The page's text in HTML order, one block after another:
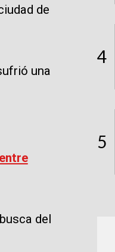
de
una
del
4
5